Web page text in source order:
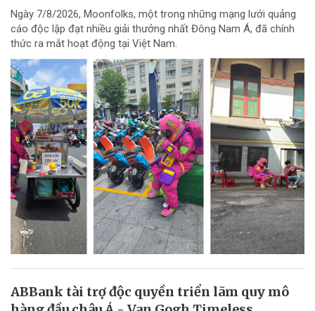
Ngày 7/8/2026, Moonfolks, một trong những mạng lưới quảng
cáo độc lập đạt nhiều giải thưởng nhất Đông Nam Á, đã chính
thức ra mắt hoạt động tại Việt Nam.
ABBank tài trợ độc quyền triển lãm quy mô